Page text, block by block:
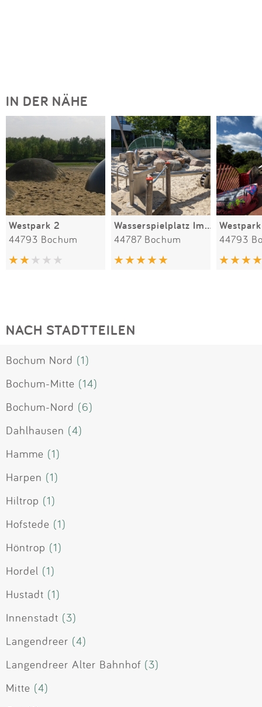
IN DER NÄHE
Westpark 2
44793 Bochum
Wasserspielplatz Imbuschplatz
44787 Bochum 44793
NACH STADTTEILEN
Bochum Nord (1)
Bochum-Mitte (14)
Bochum-Nord (6)
Dahlhausen (4)
Hamme (1)
Harpen (1)
Hiltrop (1)
Hofstede (1)
Höntrop (1)
Hordel (1)
Hustadt (1)
Innenstadt (3)
Langendreer (4)
Langendreer Alter Bahnhof (3)
Mitte (4)